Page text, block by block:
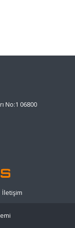
No:1 06800
İletişim